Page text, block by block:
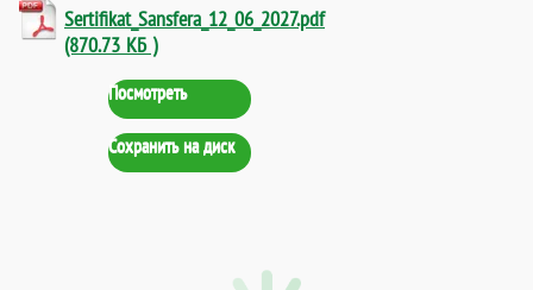
Sertifikat_Sansfera_12_06_2027.pdf
(870.73 КБ )
Посмотреть
Сохранить на диск